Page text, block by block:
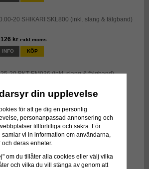
20 SHIKARI SKL800 (inkl. slang & fälgband)
kr exkl moms
INFO KÖP
20 BKT EM936 (inkl. slang & fälgband)
krexkl moms
20 BKT EM936 (inkl. slang & fälgband)
INFO KÖP
din upplevelse
för att ge dig en personlig
personanpassad annonsering och
tillförlitliga och säkra. För
vi in information om användarna,
deras enheter.
om du tillåter alla cookies eller välj vilka
och vilka du vill stänga av genom att